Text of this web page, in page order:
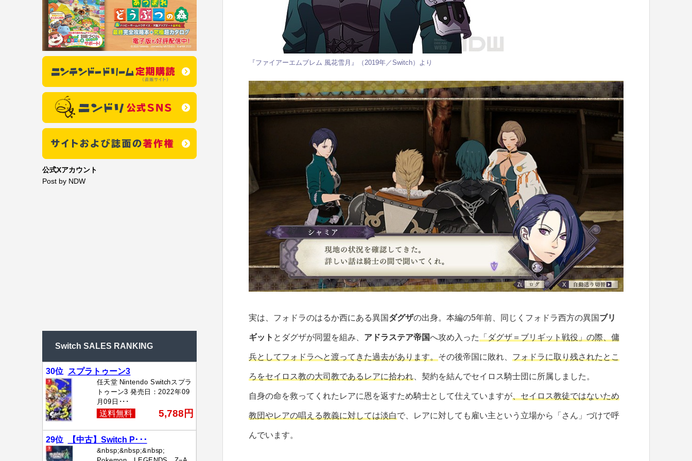
『ファイアーエムブレム 風花雪月』（2019年／Switch）より
実は、フォドラのはるか西にある異国 ダグザの出身。本編の5年前、同じくフォドラ西方の異国 ブリ
ギット とダグザが同盟を組み、 アドラステア帝国へ攻め入った 「ダグザ＝ブリギット戦役」の際、傭
兵としてフォドラへと渡ってきた過去があります。 その後帝国に敗れ、 フォドラに取り残されたとこ
ろをセイロス教の大司教であるレアに拾われ、契約を結んでセイロス騎士団に所属しました。
自身の命を救ってくれたレアに恩を返すため騎士として仕えていますが、セイロス教徒ではないため
教団やレアの唱える教義に対しては淡白で、レアに対しても雇い主という立場から「さん」づけで呼
んでいます。
公式Xアカウント
Post by NDW
Switch SALES RANKING